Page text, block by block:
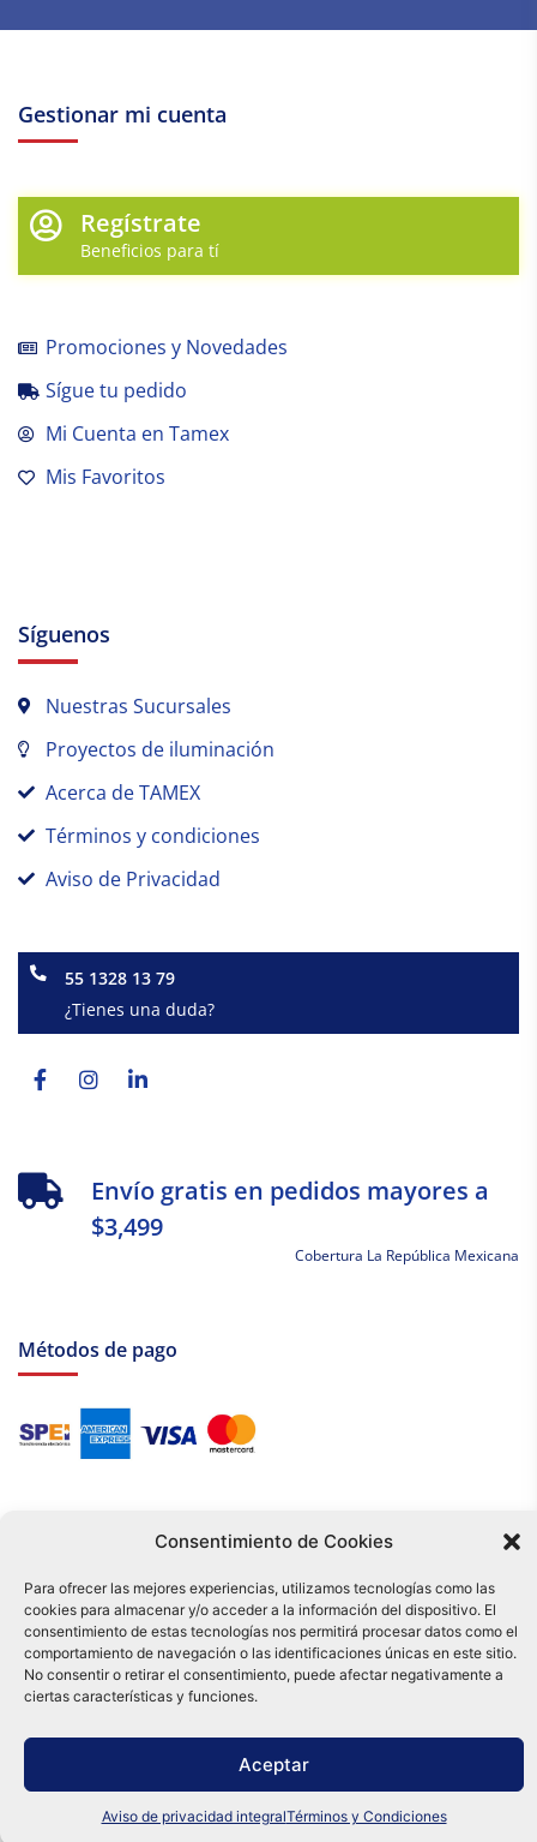
Consentimiento de Cookies
Para ofrecer las mejores experiencias, utilizamos tecnologías como las
cookies para almacenar y/o acceder a la información del dispositivo. El
consentimiento de estas tecnologías nos permitirá procesar datos como el
comportamiento de navegación o las identificaciones únicas en este sitio.
No consentir o retirar el consentimiento, puede afectar negativamente a
ciertas características y funciones.
Aceptar
Aviso de privacidad integralTérminos y Condiciones
Gestionar mi cuenta
Regístrate
Beneficios para tí
Promociones y Novedades
Sígue tu pedido
Mi Cuenta en Tamex
Mis Favoritos
Síguenos
Nuestras Sucursales
Proyectos de iluminación
Acerca de TAMEX
Términos y condiciones
Aviso de Privacidad
55 1328 13 79
¿Tienes una duda?
f
Envío gratis en pedidos mayores a
$3,499
Cobertura La República Mexicana
Métodos de pago
Tu compra es respaldada por nuestro certificado SSL y operada bajo las
mejores prácticas de seguridad.
Distribuidora Tamex - México
e-commerce